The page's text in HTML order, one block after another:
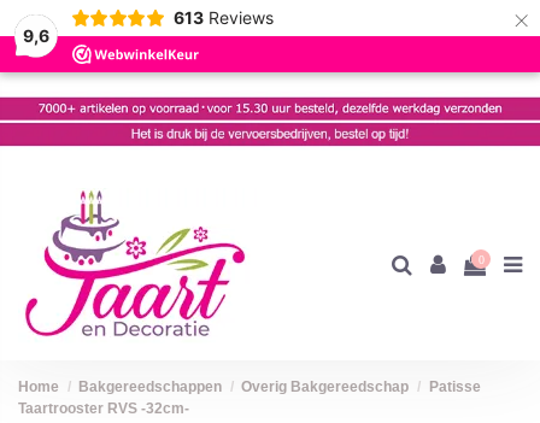
9,6
613 Reviews ×
0
Home Bakgereedschappen Overig Bakgereedschap
Patisse
Taartrooster RVS -32cm-